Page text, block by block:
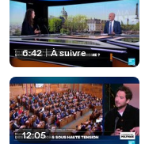
6:42 | À suivre
12:05